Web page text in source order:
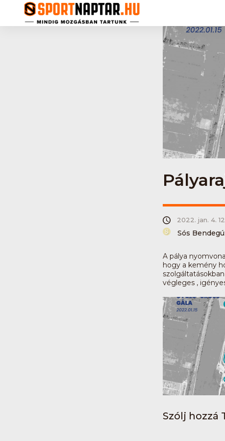
2022. jan. 4.
Sós
A pálya
hogy a kemény
végleges ,
Szólj hozzá